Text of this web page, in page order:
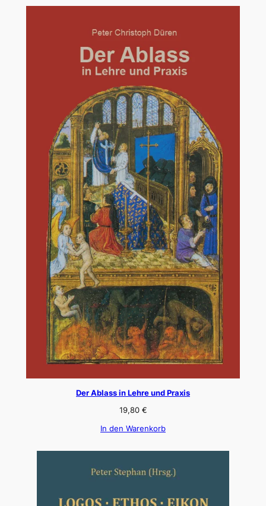
Der Ablass in Lehre und Praxis
19,80 €
In den Warenkorb